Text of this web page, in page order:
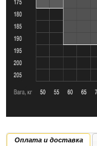
волокнистості, що
еластична тканина,
- Повна свобода
вашим рухам.
Ексклюзивні
- Виготовлено із
Оплата и доставка